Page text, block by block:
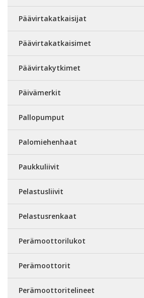
Päävirtakatkaisijat
Päävirtakatkaisimet
Päävirtakytkimet
Päivämerkit
Pallopumput
Palomiehenhaat
Paukkuliivit
Pelastusliivit
Pelastusrenkaat
Perämoottorilukot
Perämoottorit
Perämoottoritelineet